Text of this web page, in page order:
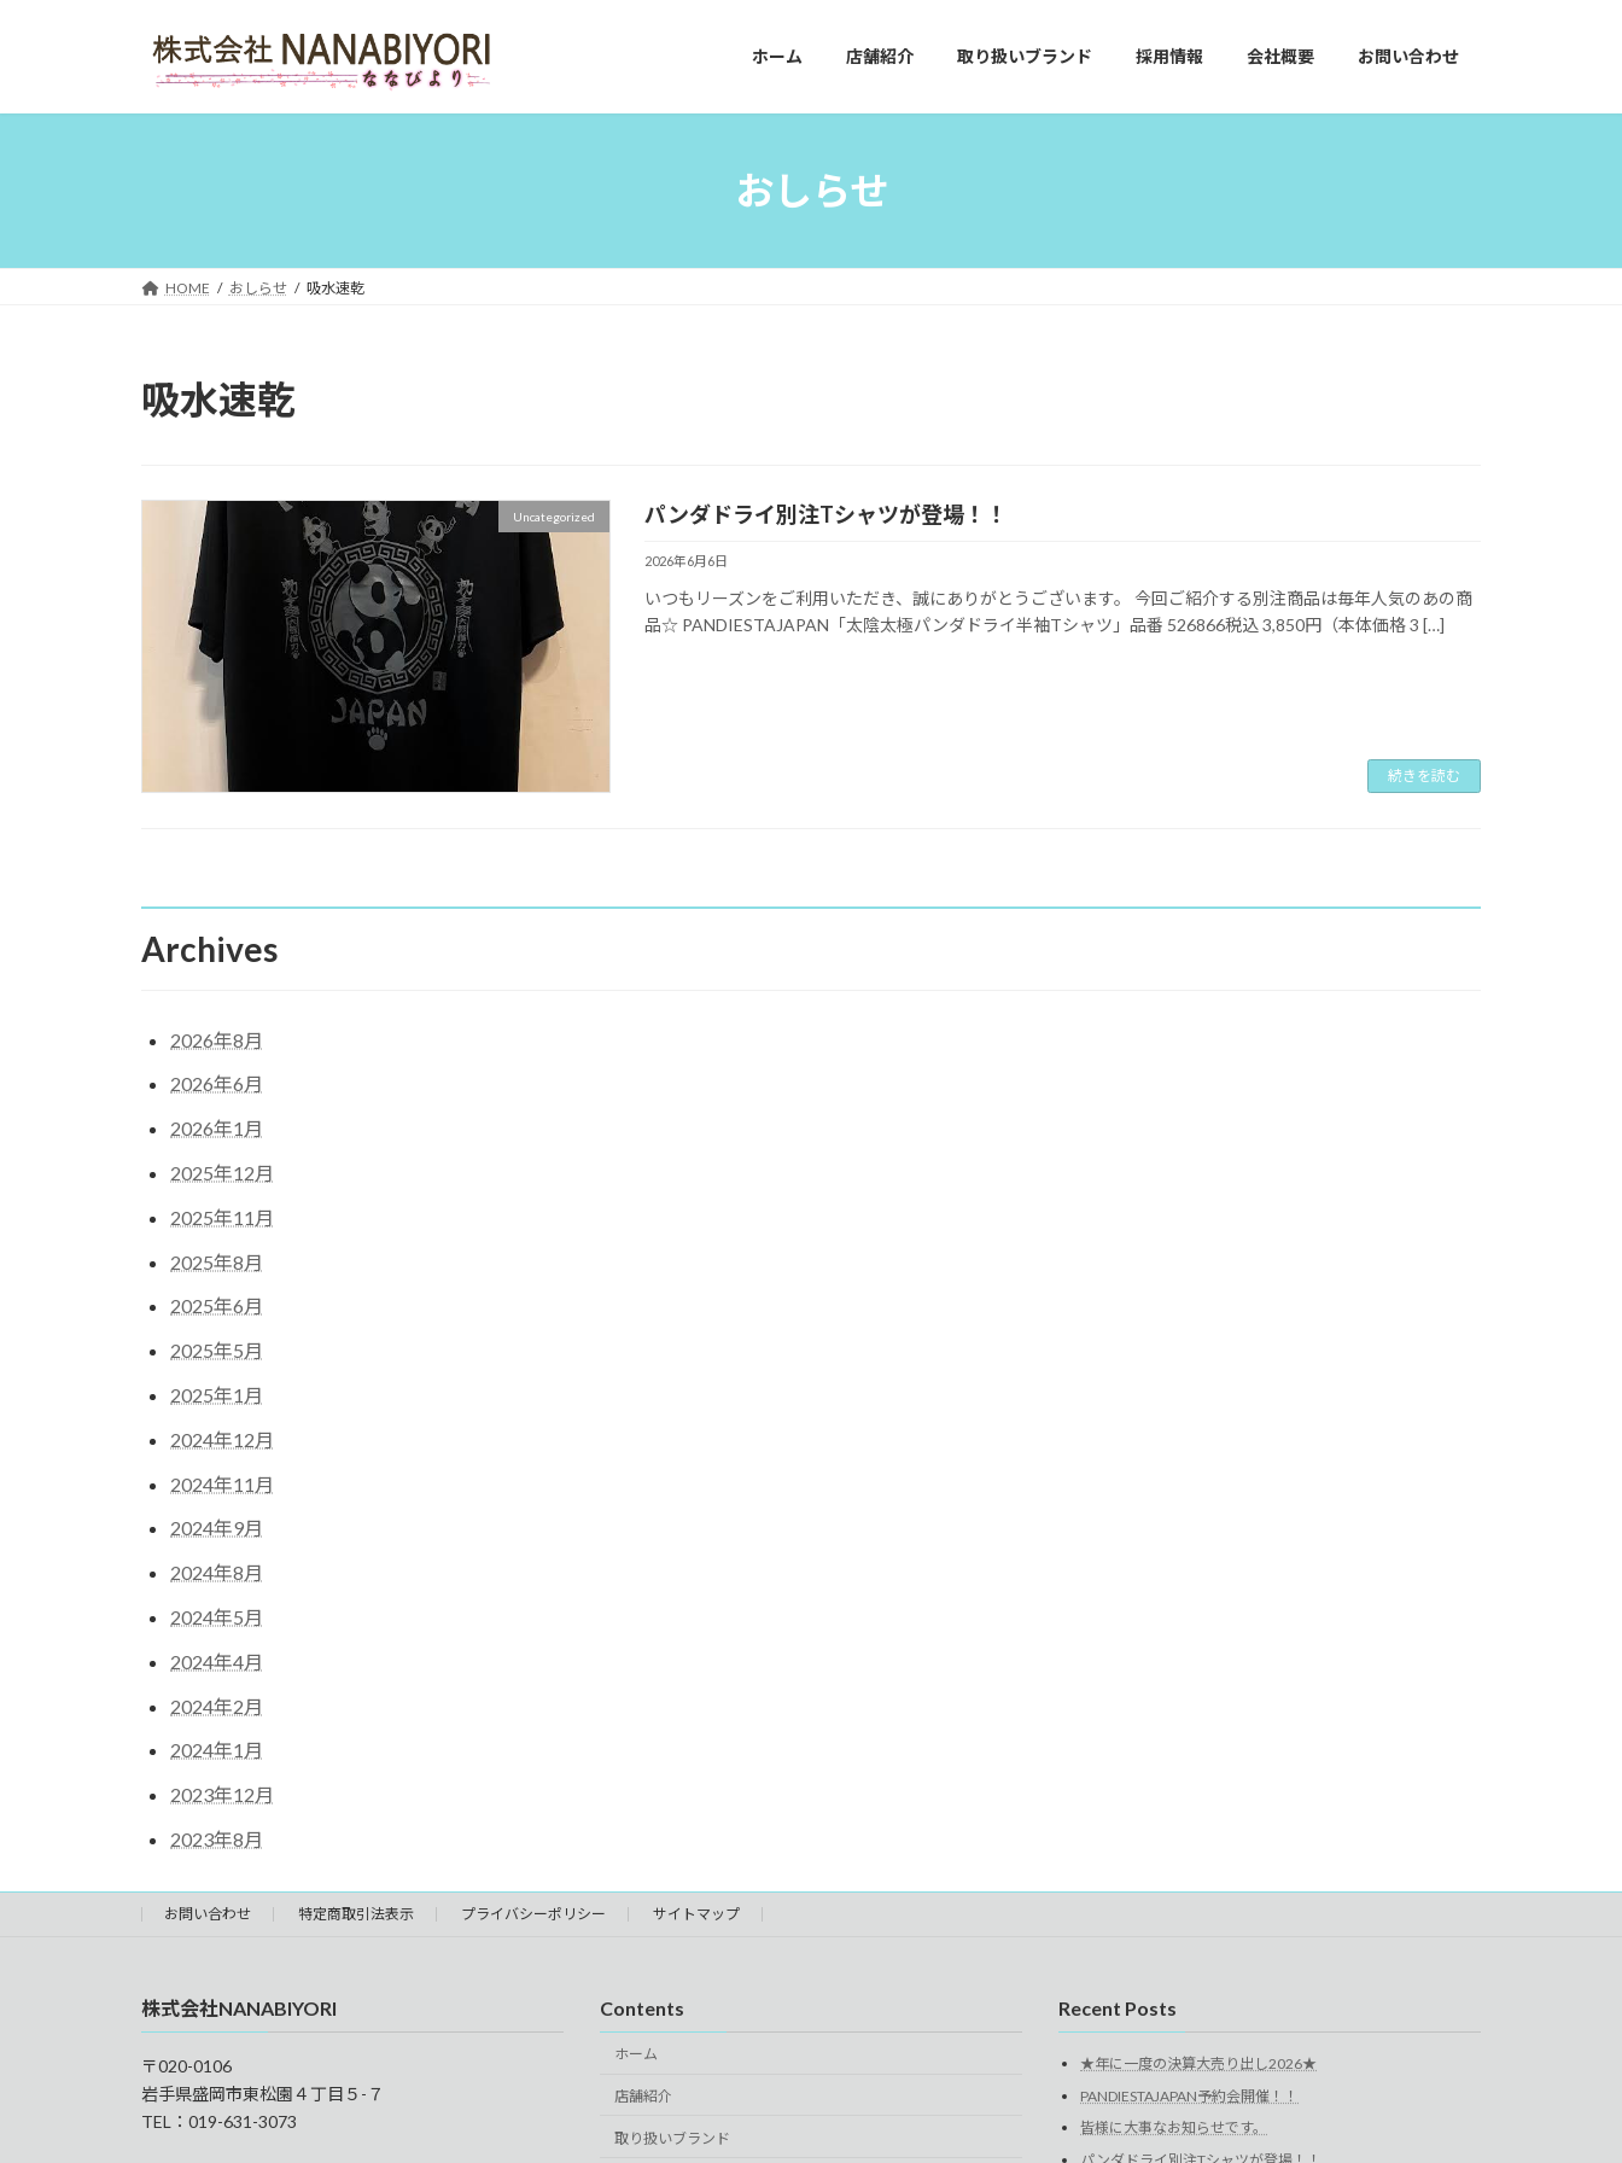
プ
動
ホーム 店舗紹介 取り扱いブランド 採用情報 会社概要 お問い合わせ
おしらせ
HOME おしらせ 吸水速乾
吸水速乾
Uncategorized パンダドライ別注Tシャツが登場！！
2026年6月6日
いつもリーズンをご利用いただき、誠にありがとうございます。 今回ご紹介する別注商品は毎年人気のあの商
品☆ PANDIESTAJAPAN「太陰太極パンダドライ半袖Tシャツ」品番 526866税込 3,850円（本体価格 3 […]
続きを読む
Archives
2026年8月
2026年6月
2026年1月
2025年12月
2025年11月
2025年8月
2025年6月
2025年5月
2025年1月
2024年12月
2024年11月
2024年9月
2024年8月
2024年5月
2024年4月
2024年2月
2024年1月
2023年12月
2023年8月
お問い合わせ 特定商取引法表示 プライバシーポリシー サイトマップ
株式会社NANABIYORI
〒020-0106
岩手県盛岡市東松園４丁目５-７
TEL：019-631-3073
Contents
ホーム
店舗紹介
取り扱いブランド
Recent Posts
★年に一度の決算大売り出し2026★
PANDIESTAJAPAN予約会開催！！
皆様に大事なお知らせです。